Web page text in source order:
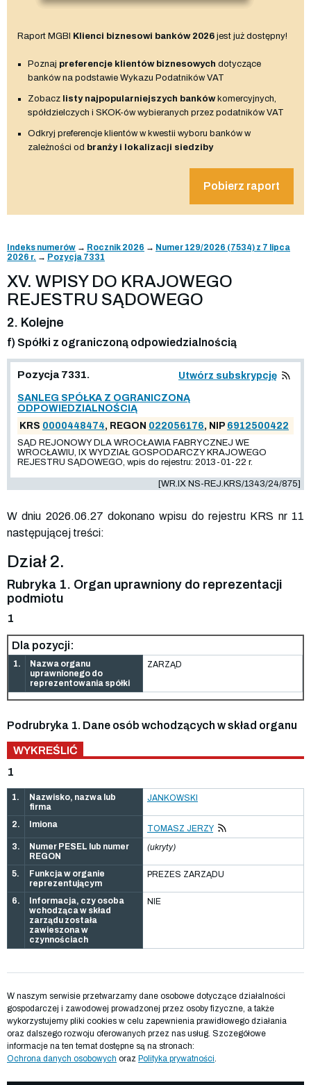
Raport MGBI Klienci biznesowi banków 2026 jest już dostępny!
Poznaj preferencje klientów biznesowych dotyczące
banków na podstawie Wykazu Podatników VAT
Zobacz listy najpopularniejszych bankówkomercyjnych,
spółdzielczych i SKOK-ów wybieranych przez podatników VAT
Odkryj preferencje klientów w kwestii wyboru banków w
zależności od branży i lokalizacji siedziby
Pobierz raport
Indeks numerów → Rocznik 2026 → Numer 129/2026 (7534) z 7 lipca
2026 r. → Pozycja 7331
XV. WPISY DO KRAJOWEGO
REJESTRU SĄDOWEGO
2. Kolejne
f) Spółki z ograniczoną odpowiedzialnością
Pozycja 7331. Utwórz subskrypcję
SANLEG SPÓŁKA Z OGRANICZONĄ
ODPOWIEDZIALNOŚCIĄ
KRS 0000448474, REGON 022056176, NIP 6912500422
SĄD REJONOWY DLA WROCŁAWIA FABRYCZNEJ WE
WROCŁAWIU, IX WYDZIAŁ GOSPODARCZY KRAJOWEGO
REJESTRU SĄDOWEGO, wpis do rejestru: 2013-01-22 r.
[WR.IX NS-REJ.KRS/1343/24/875]
W dniu 2026.06.27 dokonano wpisu do rejestru KRS nr 11
następującej treści:
Dział 2.
Rubryka 1. Organ uprawniony do reprezentacji
podmiotu
1
Dla pozycji:
1.
Nazwa organu
uprawnionego do
reprezentowania spółki
ZARZĄD
Podrubryka 1. Dane osób wchodzących w skład organu
WYKREŚLIĆ
1
1.
Nazwisko, nazwa lub
firma
JANKOWSKI
2. Imiona
TOMASZ JERZY
3.
Numer PESEL lub numer
REGON
(ukryty)
5.
Funkcja w organie
reprezentującym
PREZES ZARZĄDU
6.
Informacja, czy osoba
wchodząca w skład
zarządu została
zawieszona w
czynnościach
NIE
W naszym serwisie przetwarzamy dane osobowe dotyczące działalności
gospodarczej i zawodowej prowadzonej przez osoby fizyczne, a także
wykorzystujemy pliki cookies w celu zapewnienia prawidłowego działania
oraz dalszego rozwoju oferowanych przez nas usług. Szczegółowe
informacje na ten temat dostępne są na stronach:
Ochrona danych osobowych oraz Polityka prywatności